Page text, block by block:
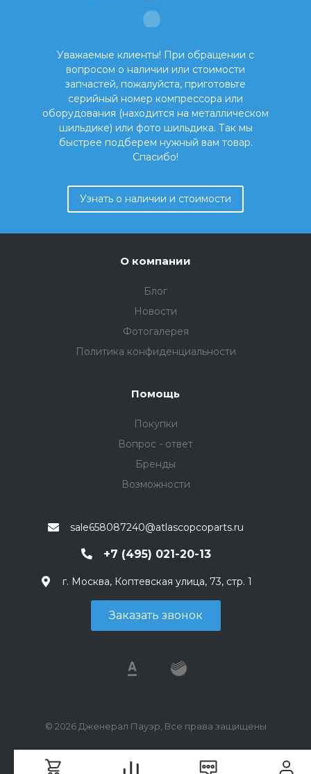
Уважаемые клиенты! При обращении с
вопросом о наличии или стоимости
запчастей, пожалуйста, приготовьте
серийный номер компрессора или
оборудования (находится на металлическом
шильдике) или фото шильдика. Так мы
быстрее подберем нужный вам товар.
Спасибо!
Узнать о наличии и стоимости
О компании
Блог
Новости
Фотогалерея
Политика конфиденциальности
Помощь
Покупки
Вопрос - ответ
Бренды
Возможности
sale658087240@atlascopcoparts.ru
+7 (495) 021-20-13
г. Москва, Коптевская улица, 73, стр. 1
Заказать звонок
© 2026 Дженерал Пауэр, Все права защищены